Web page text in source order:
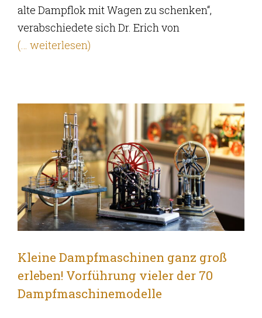
alte Dampflok mit Wagen zu schenken“,
verabschiedete sich Dr. Erich von
(… weiterlesen)
Kleine Dampfmaschinen ganz groß
erleben! Vorführung vieler der 70
Dampfmaschinemodelle